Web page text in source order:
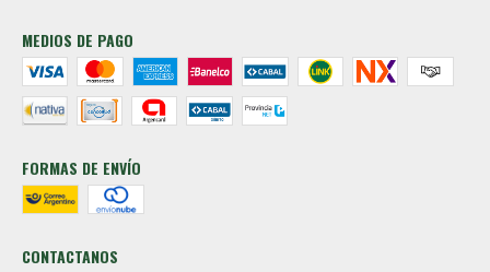
MEDIOS DE PAGO
FORMAS DE ENVÍO
CONTACTANOS